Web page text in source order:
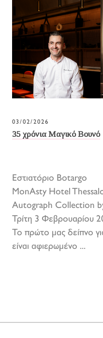
03/02/2026
35 χρόνια Μαγικό Βουνό
Εστιατόριο Botargo
MonAsty Hotel
Autograph Collection
Τρίτη 3 Φεβρουαρίου
Το πρώτο μας δείπνο
είναι αφιερωμένο ...